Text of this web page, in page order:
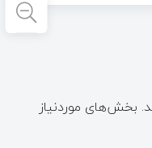
بخش‌های موردنیاز